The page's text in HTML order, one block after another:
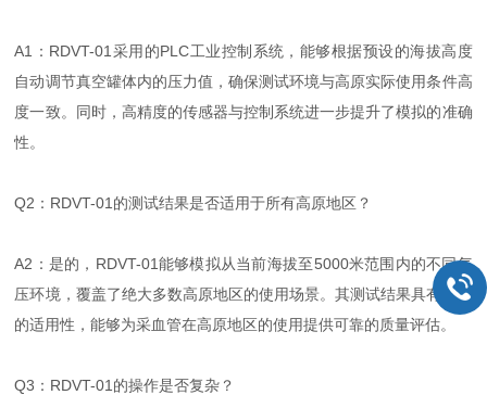
A1：RDVT-01采用的PLC工业控制系统，能够根据预设的海拔高度
自动调节真空罐体内的压力值，确保测试环境与高原实际使用条件高
度一致。同时，高精度的传感器与控制系统进一步提升了模拟的准确
性。
Q2：RDVT-01的测试结果是否适用于所有高原地区？
A2：是的，RDVT-01能够模拟从当前海拔至5000米范围内的不同气
压环境，覆盖了绝大多数高原地区的使用场景。其测试结果具有广泛
的适用性，能够为采血管在高原地区的使用提供可靠的质量评估。
Q3：RDVT-01的操作是否复杂？